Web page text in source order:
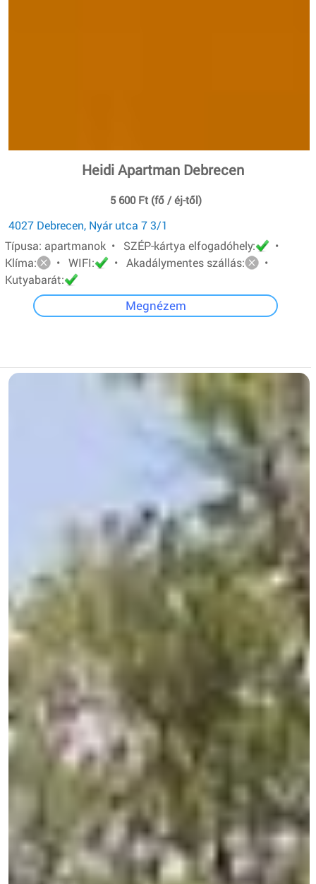
Heidi Apartman Debrecen
5 600 Ft (fő / éj-től)
4027 Debrecen, Nyár utca 7 3/1
Típusa: apartmanok • SZÉP-kártya elfogadóhely:
•
Klíma:
• WIFI: • Akadálymentes szállás:
•
Kutyabarát:
Megnézem